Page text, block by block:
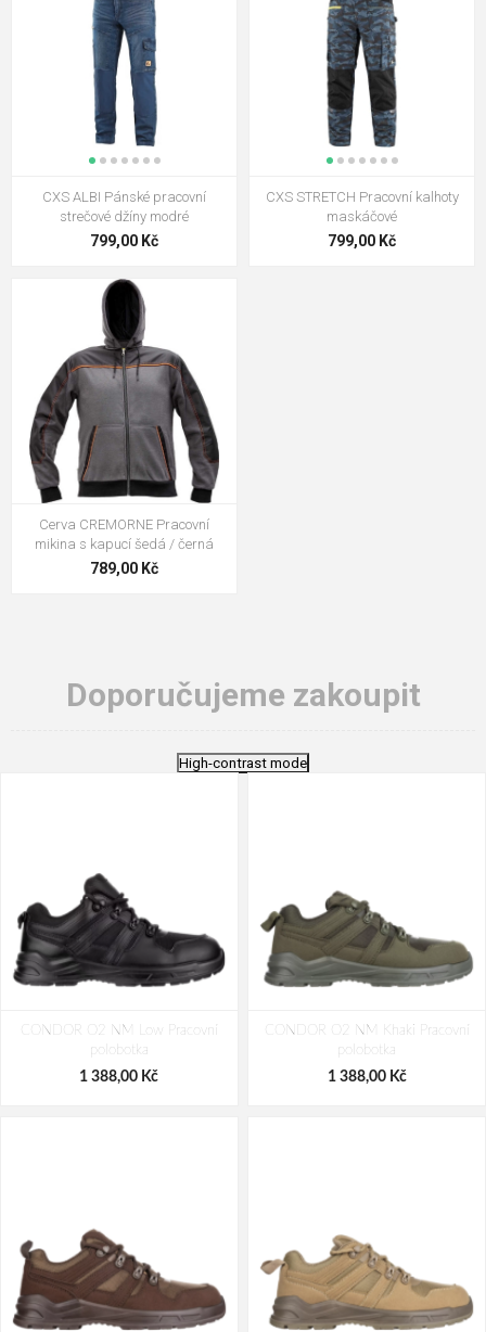
CXS ALBI Pánské pracovní
strečové džíny modré
799,00 Kč
CXS STRETCH Pracovní kalhoty
maskáčové
799,00 Kč
Cerva CREMORNE Pracovní
mikina s kapucí šedá / černá
789,00 Kč
Doporučujeme zakoupit
High-contrast mode
CONDOR O2 NM Low Pracovní
polobotka
1 388,00 Kč
CONDOR O2 NM Khaki Pracovní
polobotka
1 388,00 Kč